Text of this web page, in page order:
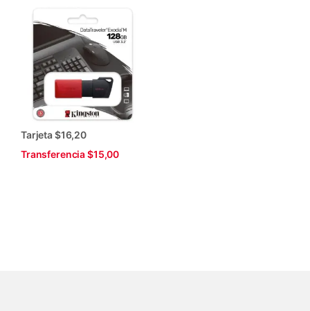
Tarjeta $16,20
Transferencia $15,00